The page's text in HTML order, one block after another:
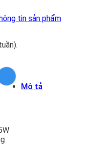
tin sản phẩm
Mô tả